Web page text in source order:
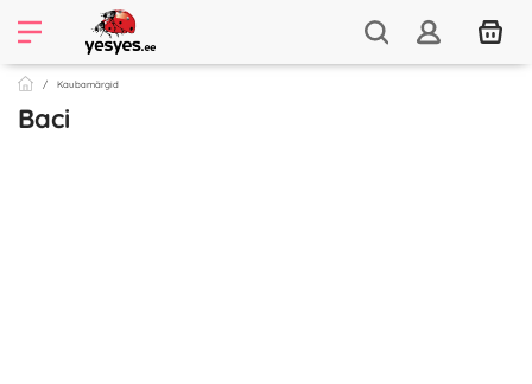
Kaubamärgid
Baci